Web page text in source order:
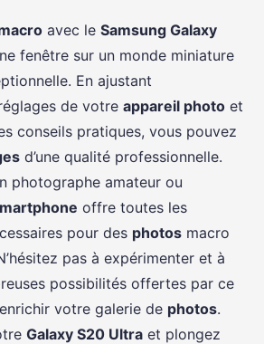
avec le Samsung Galaxy
fenêtre sur un monde miniature
En ajustant
de votre appareil photo et
conseils pratiques, vous pouvez
d’une qualité professionnelle.
photographe amateur ou
offre toutes les
pour des photos macro
pas à expérimenter et à
possibilités offertes par ce
votre galerie de photos.
Galaxy S20 Ultra et plongez